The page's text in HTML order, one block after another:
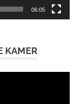
06:05
KAMER